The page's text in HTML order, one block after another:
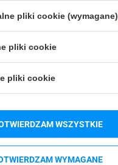
02-674 Warszawa
(Polska)
Brother
(Polska)
pliki cookie (wymagane)
pliki cookie
pliki cookie
WYMAGANE
WSZYSTKIE